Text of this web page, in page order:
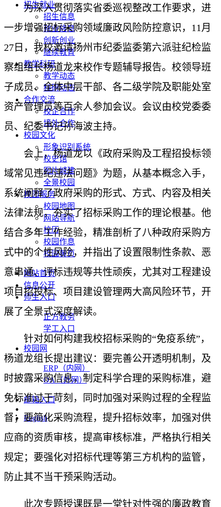
招生就业
招生信息
就业信息
创新创业
继续教育
教学科研
教学动态
科研动态
合作交流
校企合作
境外合作
校园文化
形象识别系统
校史馆
图片城建
全景校园
校园服务
校园地图
网站导航
校历
校园作息
校园黄页
网站首页
信息公开
师生入口
正方教务
学工入口
校园网
ERP（内网）
OA（外网）
邮箱入口
English
为深入贯彻落实省委巡视整改工作要求，进
一步增强招标采购领域廉政风险防控意识，11月
27日，我校邀请扬州市纪委监委第六派驻纪检监
察组组长杨道龙来校作专题辅导报告。校领导班
子成员、全体中层干部、各二级学院及职能处室
资产管理员等百余人参加会议。会议由校党委委
员、纪委书记孙海波主持。
会上，杨道龙以《政府采购及工程招投标领
域常见违纪违法问题》为题，从基本概念入手，
系统阐释了政府采购的形式、方式、内容及相关
法律法规，夯实了招标采购工作的理论根基。他
结合多年工作经验，精准剖析了八种政府采购方
式中的个性风险，并指出了设置限制性条款、恶
意串通、评标违规等共性顽疾，尤其对工程建设
项目招投标、项目建设管理两大高风险环节，开
展了全景式深度解读。
针对如何构建我校招标采购的“免疫系统”，
杨道龙组长提出建议：要完善公开透明机制，及
时披露采购信息，制定科学合理的采购标准，避
免标准过于苛刻，同时加强对采购过程的全程监
督；要简化采购流程，提升招标效率，加强对供
应商的资质审核，提高审核标准，严格执行相关
规定；要强化对招标代理等第三方机构的监管，
防止其不当干预采购活动。
此次专题授课既是一堂针对性强的廉政教育